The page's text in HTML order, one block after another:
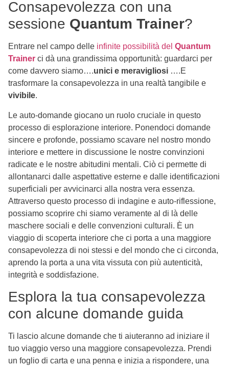
Consapevolezza con una
sessione Quantum Trainer?
Entrare nel campo delle infinite possibilità del Quantum
Trainer ci dà una grandissima opportunità: guardarci per
come davvero siamo….unici e meravigliosi ….E
trasformare la consapevolezza in una realtà tangibile e
vivibile.
Le auto-domande giocano un ruolo cruciale in questo
processo di esplorazione interiore. Ponendoci domande
sincere e profonde, possiamo scavare nel nostro mondo
interiore e mettere in discussione le nostre convinzioni
radicate e le nostre abitudini mentali. Ciò ci permette di
allontanarci dalle aspettative esterne e dalle identificazioni
superficiali per avvicinarci alla nostra vera essenza.
Attraverso questo processo di indagine e auto-riflessione,
possiamo scoprire chi siamo veramente al di là delle
maschere sociali e delle convenzioni culturali. È un
viaggio di scoperta interiore che ci porta a una maggiore
consapevolezza di noi stessi e del mondo che ci circonda,
aprendo la porta a una vita vissuta con più autenticità,
integrità e soddisfazione.
Esplora la tua consapevolezza
con alcune domande guida
Ti lascio alcune domande che ti aiuteranno ad iniziare il
tuo viaggio verso una maggiore consapevolezza. Prendi
un foglio di carta e una penna e inizia a rispondere, una